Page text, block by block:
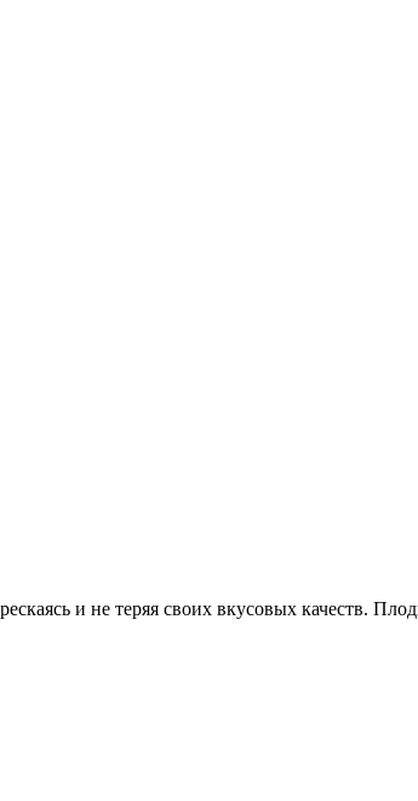
и не теряя своих вкусовых качеств.